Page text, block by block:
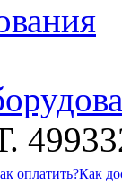
оплатить?Как